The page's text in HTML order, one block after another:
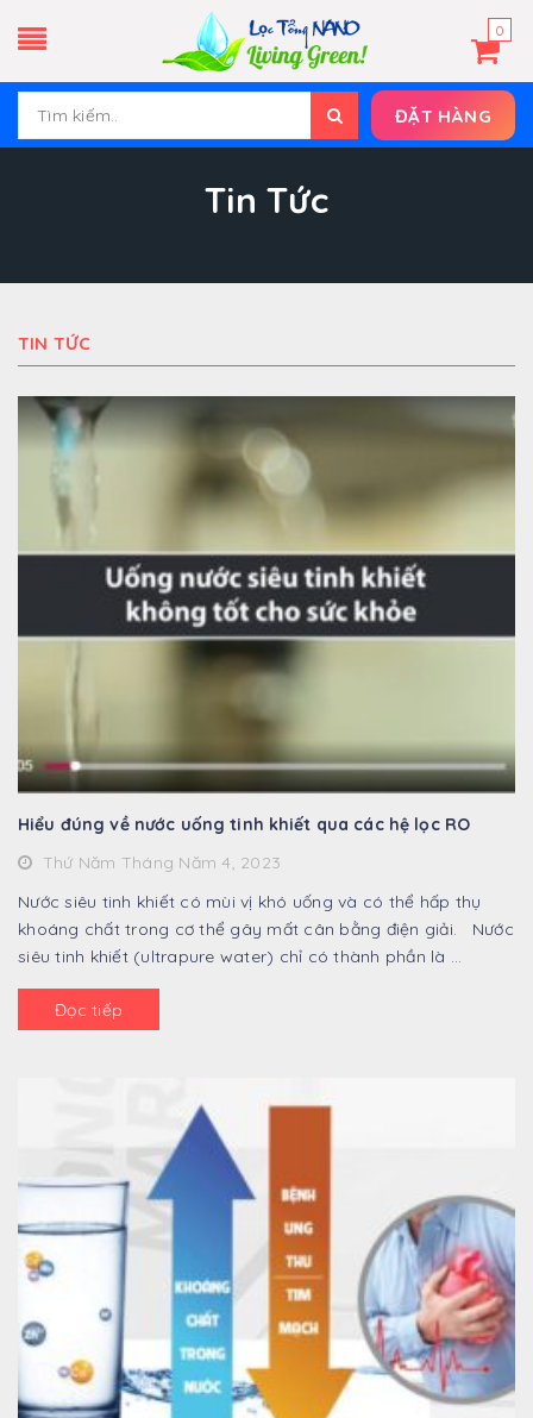
0
ĐẶT HÀNG
Tin Tức
TIN TỨC
Hiểu đúng về nước uống tinh khiết qua các hệ lọc RO
Thứ Năm Tháng Năm 4, 2023
Nước siêu tinh khiết có mùi vị khó uống và có thể hấp thụ
khoáng chất trong cơ thể gây mất cân bằng điện giải. Nước
siêu tinh khiết (ultrapure water) chỉ có thành phần là ...
Đọc tiếp